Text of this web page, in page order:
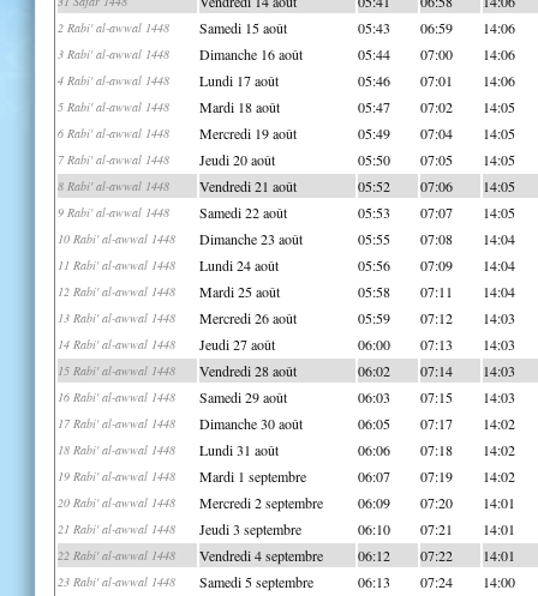
2 Rabi' al-awwal 1448 Samedi 15 août 05:43 06:59 14:06
3 Rabi' al-awwal 1448 Dimanche 16 août 05:44 07:00 14:06
4 Rabi' al-awwal 1448 Lundi 17 août 05:46 07:01 14:06
5 Rabi' al-awwal 1448 Mardi 18 août 05:47 07:02 14:05
6 Rabi' al-awwal 1448 Mercredi 19 août 05:49 07:04 14:05
7 Rabi' al-awwal 1448 Jeudi 20 août 05:50 07:05 14:05
8 Rabi' al-awwal 1448 Vendredi 21 août 05:52 07:06 14:05
9 Rabi' al-awwal 1448 Samedi 22 août 05:53 07:07 14:05
10 Rabi' al-awwal 1448 Dimanche 23 août 05:55 07:08 14:04
11 Rabi' al-awwal 1448 Lundi 24 août 05:56 07:09 14:04
12 Rabi' al-awwal 1448 Mardi 25 août 05:58 07:11 14:04
13 Rabi' al-awwal 1448 Mercredi 26 août 05:59 07:12 14:03
14 Rabi' al-awwal 1448 Jeudi 27 août 06:00 07:13 14:03
15 Rabi' al-awwal 1448 Vendredi 28 août 06:02 07:14 14:03
16 Rabi' al-awwal 1448 Samedi 29 août 06:03 07:15 14:03
17 Rabi' al-awwal 1448 Dimanche 30 août 06:05 07:17 14:02
18 Rabi' al-awwal 1448 Lundi 31 août 06:06 07:18 14:02
19 Rabi' al-awwal 1448 Mardi 1 septembre 06:07 07:19 14:02
20 Rabi' al-awwal 1448 Mercredi 2 septembre 06:09 07:20 14:01
21 Rabi' al-awwal 1448 Jeudi 3 septembre 06:10 07:21 14:01
22 Rabi' al-awwal 1448 Vendredi 4 septembre 06:12 07:22 14:01
23 Rabi' al-awwal 1448 Samedi 5 septembre 06:13 07:24 14:00